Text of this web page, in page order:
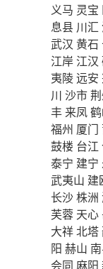
义马 灵宝
息县 川汇
武汉 黄石
江岸 江汉
夷陵远安
川 沙市
丰 来凤
福州 厦门
鼓楼 台江
泰宁 建宁
武夷山 建
长沙株洲
芙蓉 天心
大祥北塔
阳 赫山
会同 麻阳